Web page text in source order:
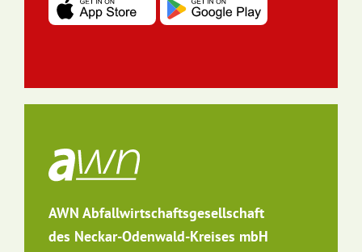
AWN Abfallwirtschaftsgesellschaft
des Neckar-Odenwald-Kreises mbH